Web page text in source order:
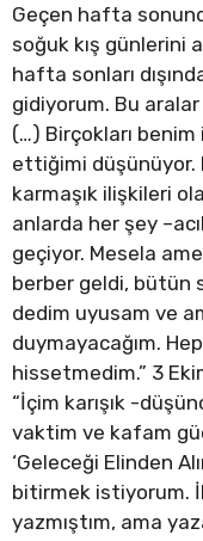
Geçen hafta
soğuk kış günlerini
hafta sonları
gidiyorum. Bu
(…) Birçokları benim
ettiğimi
karmaşık ilişkileri
anlarda her şey
geçiyor. Mesela
berber geldi, bütün
dedim uyusam ve
duymayacağım.
hissetmedim.” 3
“İçim karışık -
vaktim ve kafam
‘Geleceği Elinden
bitirmek istiyorum.
yazmıştım, ama